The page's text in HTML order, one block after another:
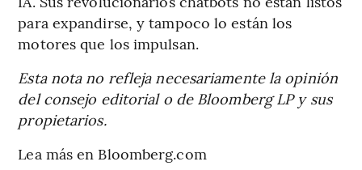
para expandirse, y tampoco lo están los
motores que los impulsan.
Esta nota no refleja necesariamente la opinión
del consejo editorial o de Bloomberg LP y sus
propietarios.
Lea más en Bloomberg.com